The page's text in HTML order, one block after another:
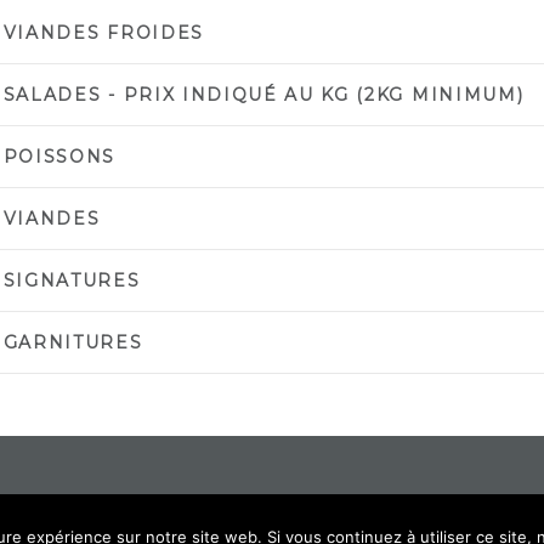
FROIDES
- PRIX INDIQUÉ AU KG (2KG MINIMUM)
expérience sur notre site web. Si vous continuez à utiliser ce site,